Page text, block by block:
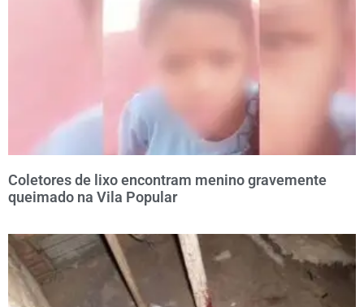
Coletores de lixo encontram menino gravemente
queimado na Vila Popular